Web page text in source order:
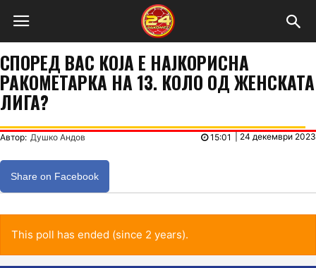
СПОРЕД ВАС КОЈА Е НАЈКОРИСНА
РАКОМЕТАРКА НА 13. КОЛО ОД ЖЕНСКАТА
ЛИГА?
Автор: Душко Андов 24 декември 2023
15:01
Share on Facebook
This poll has ended (since 2 years).